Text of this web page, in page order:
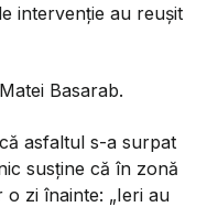
intervenție au reușit
Basarab.
asfaltul s-a surpat
susține că în zonă
zi înainte: „Ieri au